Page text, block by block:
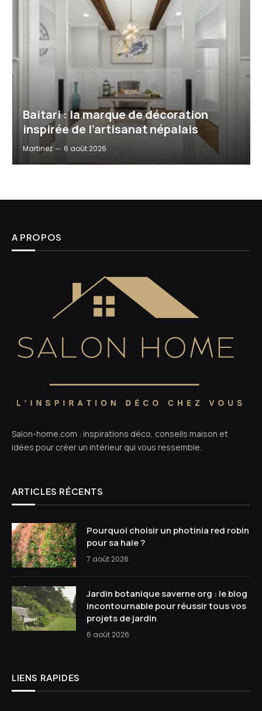
Baitari : la marque de décoration
inspirée de l’artisanat népalais
Martinez 6 août 2026
A PROPOS
Salon-home.com : inspirations déco, conseils maison et
idées pour créer un intérieur qui vous ressemble.
ARTICLES RÉCENTS
Pourquoi choisir un photinia red robin
pour sa haie ?
7 août 2026
Jardin botanique saverne org : le blog
incontournable pour réussir tous vos
projets de jardin
6 août 2026
LIENS RAPIDES